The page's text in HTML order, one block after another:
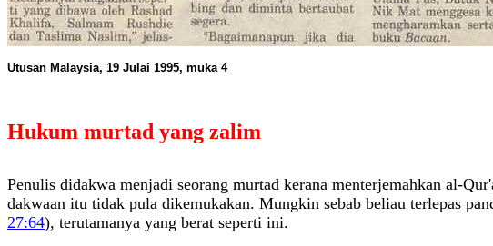
Utusan Malaysia, 19 Julai 1995, muka 4
Hukum murtad yang zalim
Penulis didakwa menjadi seorang murtad kerana menterjemahkan al-
dakwaan itu tidak pula dikemukakan. Mungkin sebab beliau terlepas
27:64), terutamanya yang berat seperti ini.